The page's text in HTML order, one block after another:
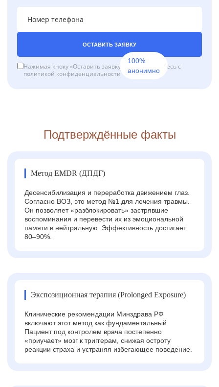
ОСТАВИТЬ ЗАЯВКУ
Нажимая кноку «Оставить заявку», вы соглашаетесь с
политикой конфиденциальности
100%
анонимно
Подтверждённые факты
Метод EMDR (ДПДГ)
Десенсибилизация и переработка движением глаз.
Согласно ВОЗ, это метод №1 для лечения травмы.
Он позволяет «разблокировать» застрявшие
воспоминания и перевести их из эмоциональной
памяти в нейтральную. Эффективность достигает
80–90%.
Экспозиционная терапия (Prolonged Exposure)
Клинические рекомендации Минздрава РФ
включают этот метод как фундаментальный.
Пациент под контролем врача постепенно
«приучает» мозг к триггерам, снижая остроту
реакции страха и устраняя избегающее поведение.